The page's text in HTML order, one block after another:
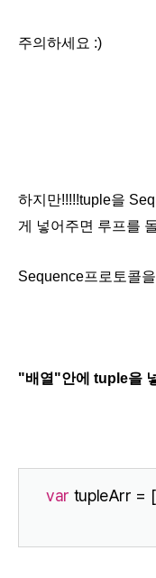
주의하세요 :)
하지만!!!!!tuple을
게 넣어주면 루프를
Sequence프로토콜
"배열"안에 tuple을
var tupleArr =